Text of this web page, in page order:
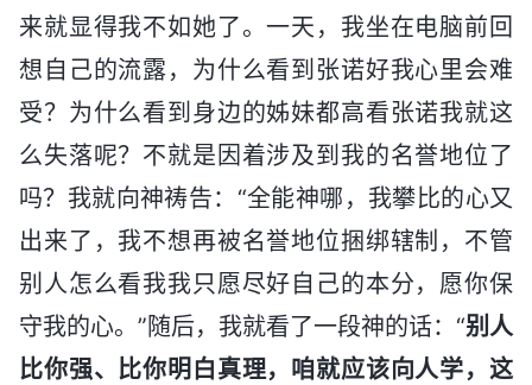
来就显得我不如她了。一天，我坐在电脑前回
想自己的流露，为什么看到张诺好我心里会难
受？为什么看到身边的姊妹都高看张诺我就这
么失落呢？不就是因着涉及到我的名誉地位了
吗？我就向神祷告：“全能神哪，我攀比的心又
出来了，我不想再被名誉地位捆绑辖制，不管
别人怎么看我我只愿尽好自己的本分，愿你保
守我的心。”随后，我就看了一段神的话：“别人
比你强、比你明白真理，咱就应该向人学，这